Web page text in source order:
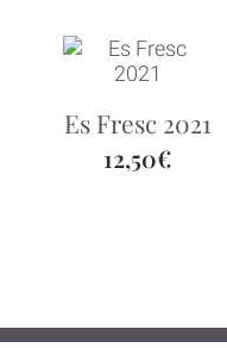
Es Fresc 2021
12,50€